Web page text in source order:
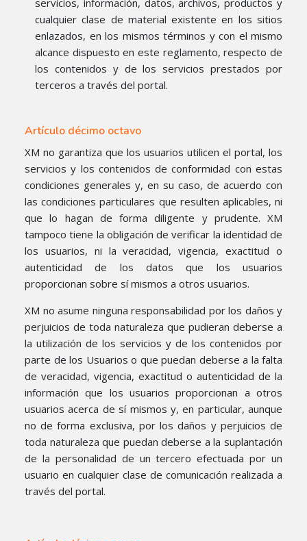
cualquier clase de material existente en los sitios
enlazados, en los mismos términos y con el mismo
alcance dispuesto en este reglamento, respecto de
los contenidos y de los servicios prestados por
terceros a través del portal.
Artículo décimo octavo
XM no garantiza que los usuarios utilicen el portal, los
servicios y los contenidos de conformidad con estas
condiciones generales y, en su caso, de acuerdo con
las condiciones particulares que resulten aplicables, ni
que lo hagan de forma diligente y prudente. XM
tampoco tiene la obligación de verificar la identidad de
los usuarios, ni la veracidad, vigencia, exactitud o
autenticidad de los datos que los usuarios
proporcionan sobre sí mismos a otros usuarios.
XM no asume ninguna responsabilidad por los daños y
perjuicios de toda naturaleza que pudieran deberse a
la utilización de los servicios y de los contenidos por
parte de los Usuarios o que puedan deberse a la falta
de veracidad, vigencia, exactitud o autenticidad de la
información que los usuarios proporcionan a otros
usuarios acerca de sí mismos y, en particular, aunque
no de forma exclusiva, por los daños y perjuicios de
toda naturaleza que puedan deberse a la suplantación
de la personalidad de un tercero efectuada por un
usuario en cualquier clase de comunicación realizada a
través del portal.